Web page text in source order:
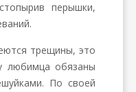
перышки,
трещины, это
любимца обязаны
По своей